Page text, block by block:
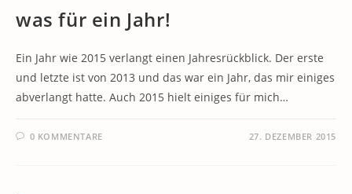
was für ein Jahr!
Ein Jahr wie 2015 verlangt einen Jahresrückblick. Der erste
und letzte ist von 2013 und das war ein Jahr, das mir einiges
abverlangt hatte. Auch 2015 hielt einiges für mich…
0 KOMMENTARE 27. DEZEMBER 2015